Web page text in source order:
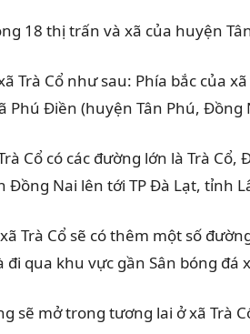
18 thị trấn và xã của huyện
Trà Cổ như sau: Phía bắc của
Phú Điền (huyện Tân Phú,
Cổ có các đường lớn là Trà
Đồng Nai lên tới TP Đà Lạt, tỉnh
Trà Cổ sẽ có thêm một số
đi qua khu vực gần Sân bóng đá
sẽ mở trong tương lai ởxã Trà